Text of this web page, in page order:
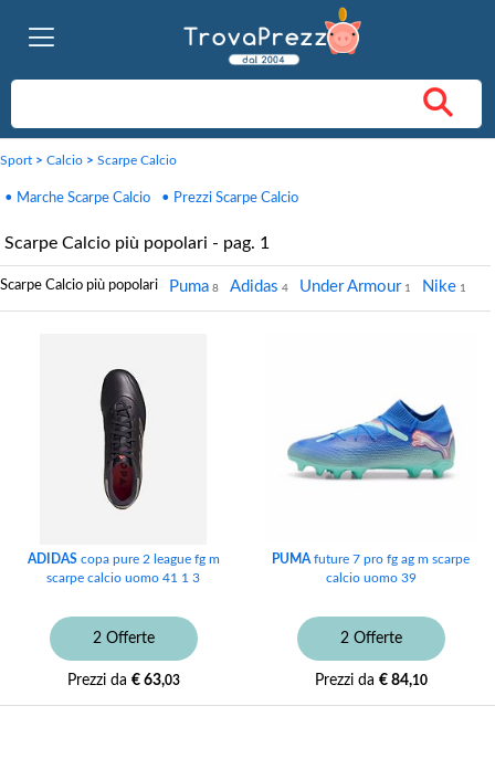
Sport > Calcio > Scarpe Calcio
• Marche Scarpe Calcio • Prezzi Scarpe Calcio
Scarpe Calcio più popolari - pag. 1
Scarpe Calcio più popolari Puma 8 Adidas 4 Under Armour 1 Nike 1
ADIDAS copa pure 2 league fg m
scarpe calcio uomo 41 1 3
2 Offerte
Prezzi da € 63,03
PUMA future 7 pro fg ag m scarpe
calcio uomo 39
2 Offerte
Prezzi da € 84,10